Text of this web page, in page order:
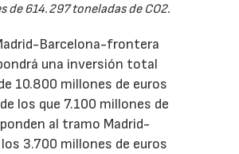
de 614.297 toneladas de CO2.
Barcelona-frontera
una inversión total
10.800 millones de euros
los que 7.100 millones de
al tramo Madrid-
3.700 millones de euros